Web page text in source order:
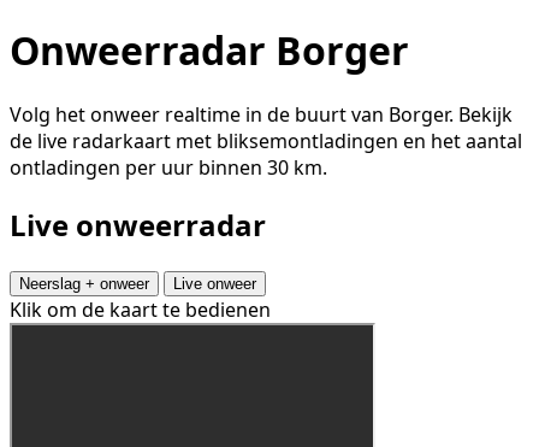
Onweerradar Borger
Volg het onweer realtime in de buurt van Borger. Bekijk
de live radarkaart met bliksemontladingen en het aantal
ontladingen per uur binnen 30 km.
Live onweerradar
Neerslag + onweer Live onweer
Klik om de kaart te bedienen